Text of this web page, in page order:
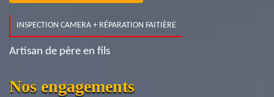
INSPECTION CAMERA + RÉPARATION FAITIÈRE
Artisan de père en fils
Nos engagements